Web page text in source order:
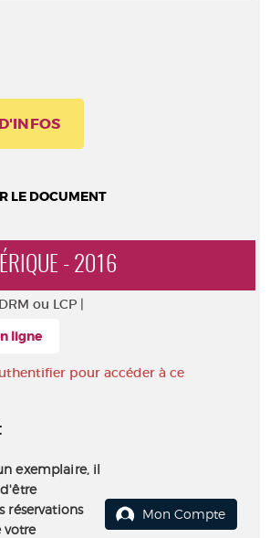
LE DOCUMENT
- 2016
ou LCP |
ligne
pour accéder à ce
exemplaire, il
réservations
votre
Mon Compte